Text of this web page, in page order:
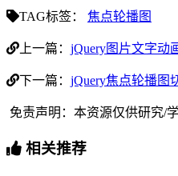
TAG标签： 焦点轮播图
上一篇： jQuery图片文字动
下一篇： jQuery焦点轮播图
免责声明：本资源仅供研究/
相关推荐